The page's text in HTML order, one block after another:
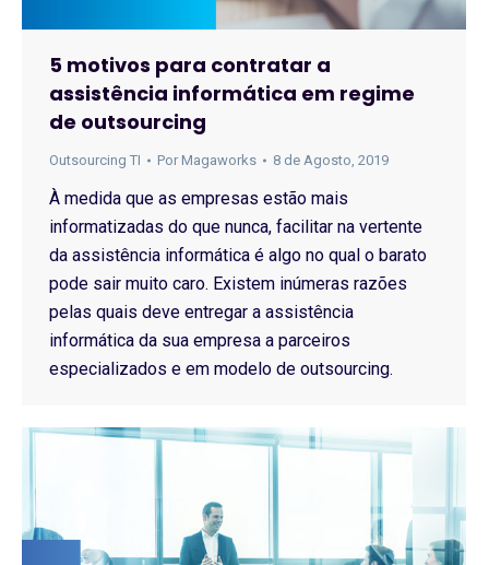
5 motivos para contratar a
assistência informática em regime
de outsourcing
Outsourcing TI Por Magaworks 8 de Agosto, 2019
À medida que as empresas estão mais
informatizadas do que nunca, facilitar na vertente
da assistência informática é algo no qual o barato
pode sair muito caro. Existem inúmeras razões
pelas quais deve entregar a assistência
informática da sua empresa a parceiros
especializados e em modelo de outsourcing.